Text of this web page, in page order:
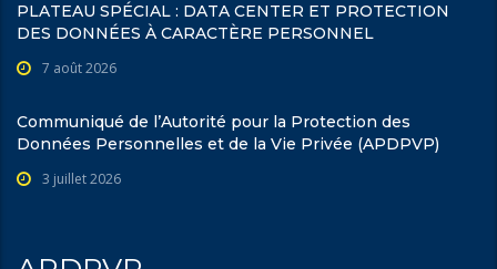
PLATEAU SPÉCIAL : DATA CENTER ET PROTECTION
DES DONNÉES À CARACTÈRE PERSONNEL
7 août 2026
Communiqué de l’Autorité pour la Protection des
Données Personnelles et de la Vie Privée (APDPVP)
3 juillet 2026